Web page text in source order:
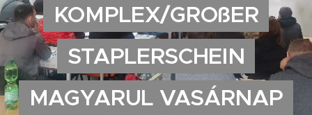
KOMPLEX/GROßER
STAPLERSCHEIN
MAGYARUL VASÁRNAP